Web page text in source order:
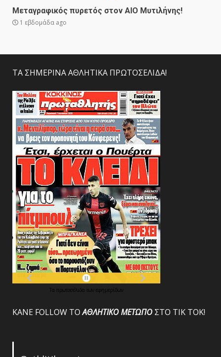
Μεταγραφικός πυρετός στον ΑΙΟ Μυτιλήνης!
1 εβδομάδα ago
ΤΑ ΣΗΜΕΡΙΝΑ ΑΘΛΗΤΙΚΑ ΠΡΩΤΟΣΕΛΙΔΑ!
Τα πρωτοσέλιδα των εφημερίδων
ΚΑΝΕ FOLLOW ΤΟΑΘΛΗΤΙΚΟΜΕΤΩΠΟ ΣΤΟ ΤΙΚ ΤΟΚ!